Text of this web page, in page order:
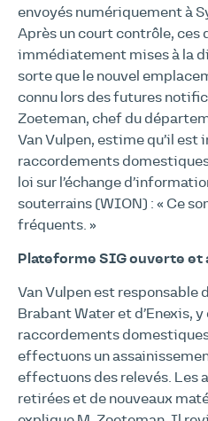
envoyés numériquement à
Après un court contrôle, ces
immédiatement mises à la
sorte que le nouvel
connu lors des futures
Zoeteman, chef du
Van Vulpen, estime qu’il est
raccordements
loi sur l’échange
souterrains (WION) : « Ce
fréquents. »
Plateforme SIG ouverte et
Van Vulpen est responsable
Brabant Water et d’Enexis,
raccordements
effectuons un
effectuons des relevés. Les
retirées et de nouveaux